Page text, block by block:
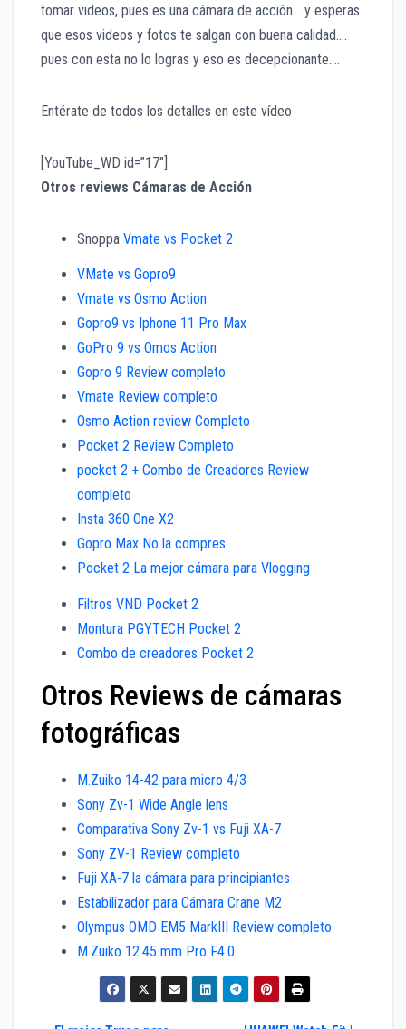
tomar videos, pues es una cámara de acción… y esperas
que esos videos y fotos te salgan con buena calidad.…
pues con esta no lo logras y eso es decepcionante….
Entérate de todos los detalles en este vídeo
[YouTube_WD id=”17″]
Otros reviews Cámaras de Acción
Snoppa Vmate vs Pocket 2
VMate vs Gopro9
Vmate vs Osmo Action
Gopro9 vs Iphone 11 Pro Max
GoPro 9 vs Omos Action
Gopro 9 Review completo
Vmate Review completo
Osmo Action review Completo
Pocket 2 Review Completo
pocket 2 + Combo de Creadores Review
completo
Insta 360 One X2
Gopro Max No la compres
Pocket 2 La mejor cámara para Vlogging
Filtros VND Pocket 2
Montura PGYTECH Pocket 2
Combo de creadores Pocket 2
Otros Reviews de cámaras
fotográficas
M.Zuiko 14-42 para micro 4/3
Sony Zv-1 Wide Angle lens
Comparativa Sony Zv-1 vs Fuji XA-7
Sony ZV-1 Review completo
Fuji XA-7 la cámara para principiantes
Estabilizador para Cámara Crane M2
Olympus OMD EM5 MarkIII Review completo
M.Zuiko 12.45 mm Pro F4.0